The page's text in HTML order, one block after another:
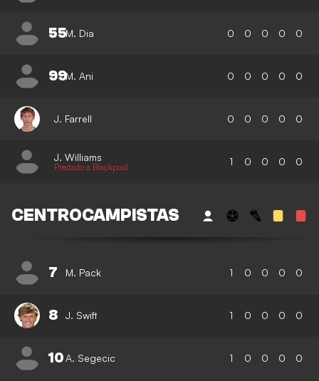
55M. Dia 0 0 0 0 0
99M. Ani 0 0 0 0 0
J. Farrell 0 0 0 0 0
J. Williams
Prestado a Blackpool 1 0 0 0 0
CENTROCAMPISTAS
7 M. Pack 1 0 0 0 0
8 J. Swift 1 0 0 0 0
10A. Segecic 1 0 0 0 0